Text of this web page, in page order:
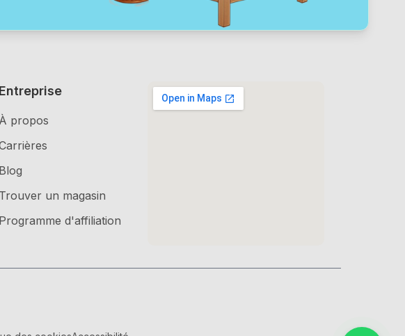
Entreprise
À propos
Blog
Trouver un magasin
Programme d'affiliation